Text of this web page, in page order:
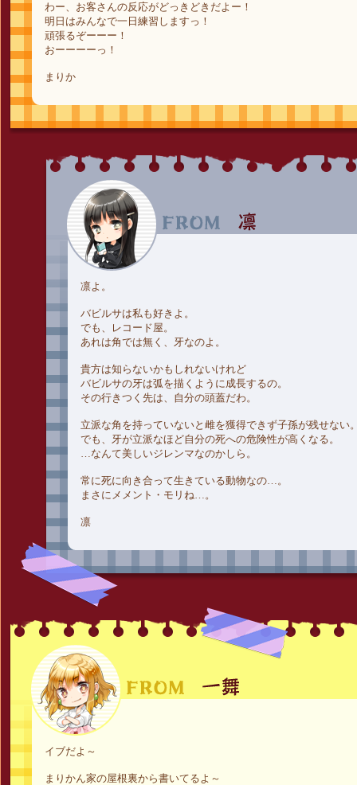
わー、お客さんの反応がどっきどきだよー！
明日はみんなで一日練習しますっ！
頑張るぞーーー！
おーーーーっ！
まりか
凛よ。
バビルサは私も好きよ。
でも、レコード屋。
あれは角では無く、牙なのよ。
貴方は知らないかもしれないけれど
バビルサの牙は弧を描くように成長するの。
その行きつく先は、自分の頭蓋だわ。
立派な角を持っていないと雌を獲得できず子孫が残せない
でも、牙が立派なほど自分の死への危険性が高くなる。
…なんて美しいジレンマなのかしら。
常に死に向き合って生きている動物なの…。
まさにメメント・モリね…。
凛
イブだよ～
まりかん家の屋根裏から書いてるよ～